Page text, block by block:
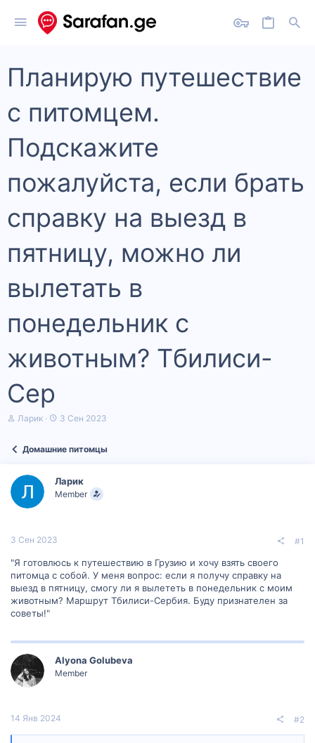
Планирую путешествие
с питомцем.
Подскажите
пожалуйста, если брать
справку на выезд в
пятницу, можно ли
вылетать в
понедельник с
животным? Тбилиси-
Сер
А
т
м
ы
Ларик
Д
а
ч
а
3 Сен 2023
Домашние питомцы
Ларик
Member
3 Сен 2023 #1
"Я готовлюсь к путешествию в Грузию и хочу взять своего
питомца с собой. У меня вопрос: если я получу справку на
выезд в пятницу, смогу ли я вылететь в понедельник с моим
животным? Маршрут Тбилиси-Сербия. Буду признателен за
советы!"
Alyona Golubeva
Member
14 Янв 2024 #2